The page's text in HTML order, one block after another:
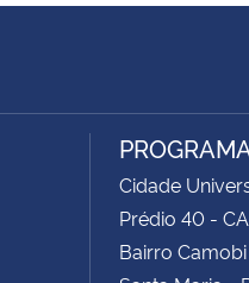
Cidade
Prédio 40 -
Bairro Camobi